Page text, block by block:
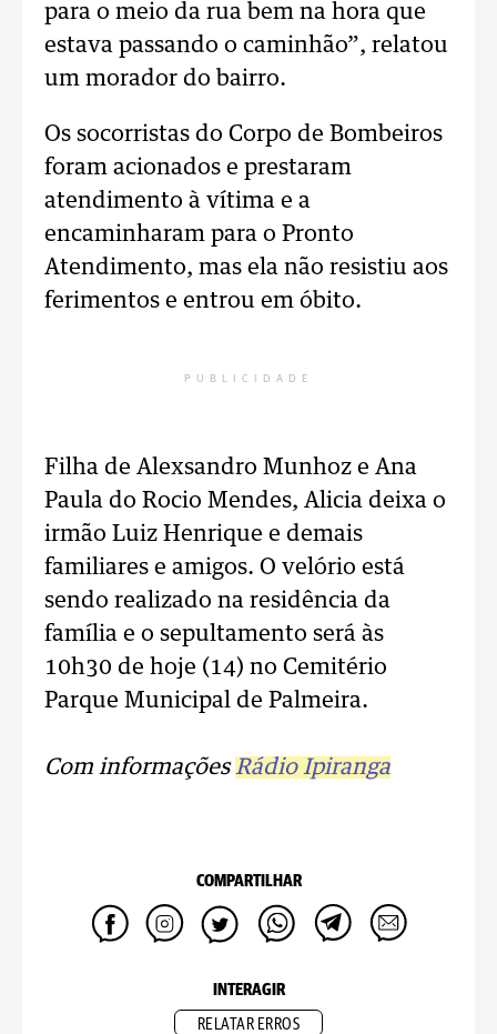
para o meio da rua bem na hora que
estava passando o caminhão”, relatou
um morador do bairro.
Os socorristas do Corpo de Bombeiros
foram acionados e prestaram
atendimento à vítima e a
encaminharam para o Pronto
Atendimento, mas ela não resistiu aos
ferimentos e entrou em óbito.
PUBLICIDADE
Filha de Alexsandro Munhoz e Ana
Paula do Rocio Mendes, Alicia deixa o
irmão Luiz Henrique e demais
familiares e amigos. O velório está
sendo realizado na residência da
família e o sepultamento será às
10h30 de hoje (14) no Cemitério
Parque Municipal de Palmeira.
Com informaçõesRádio Ipiranga
COMPARTILHAR
INTERAGIR
RELATAR ERROS